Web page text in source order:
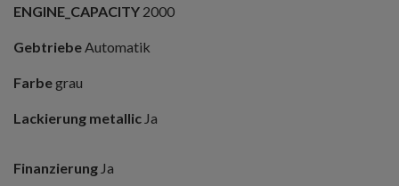
ENGINE_CAPACITY 2000
GebtriebeAutomatik
Farbegrau
Lackierung metallic Ja
Finanzierung Ja